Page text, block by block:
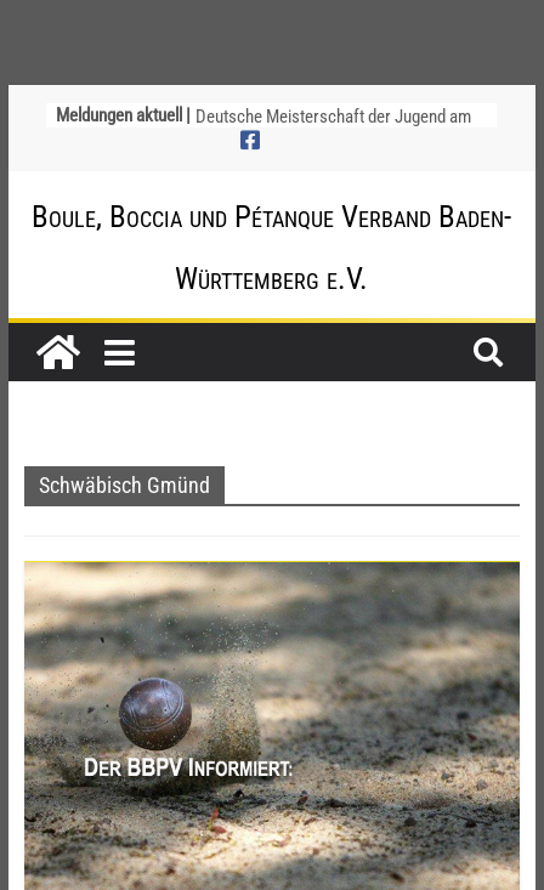
Meldungen aktuell | Deutsche Meisterschaft der Jugend am
12. / 13. September 2026 – die
am 20.09.2026
2026
Jahr beim TSV Badenia Feudenheim
Boule, Boccia und Pétanque Verband Baden-
Württemberg e.V.
Schwäbisch Gmünd